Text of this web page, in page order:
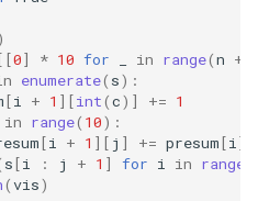
0] * 10 for in range(n +
enumerate( s):
[i + 1 ][int(c)] += 1
in range( 10):
[i + 1 ][ j ] += presum[i][
s[i : j + 1 ] for i in range
(vis)